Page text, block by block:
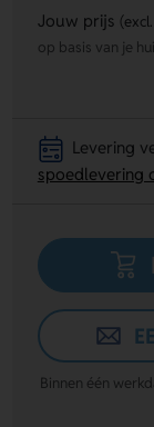
Jouw prijs
op basis van je
Levering
spoedlevering
Binnen één